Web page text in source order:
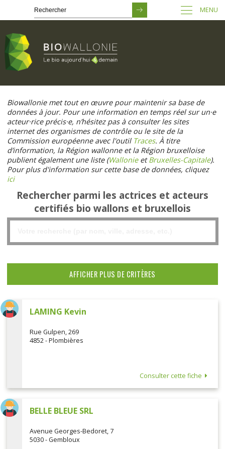
contenu
principal
MENU
Biowallonie met tout en œuvre pour maintenir sa base de
données à jour. Pour une information en temps réel sur un·e
acteur·rice précis·e, n’hésitez pas à consulter les sites
internet des organismes de contrôle ou le site de la
Commission européenne avec l'outil Traces. À titre
d’information, la Région wallonne et la Région bruxelloise
publient également une liste (WallonieetBruxelles-Capitale).
Pour plus d'information sur cette base de données, cliquez
ici
Rechercher parmi les actrices et acteurs
certifiés bio wallons et bruxellois
LAMING Kevin
Rue Gulpen, 269
4852 - Plombières
Consulter cette fiche
BELLE BLEUE SRL
Avenue Georges-Bedoret, 7
5030 - Gembloux
AFFICHER PLUS DE CRITÈRES